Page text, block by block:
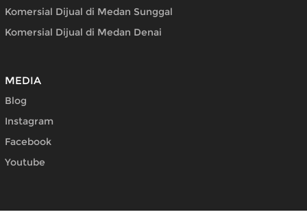
Komersial Dijual di Medan Sunggal
Komersial Dijual di Medan Denai
MEDIA
Blog
Instagram
Facebook
Youtube